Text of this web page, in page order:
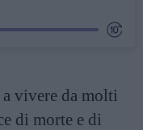
vivere da molti
di morte e di